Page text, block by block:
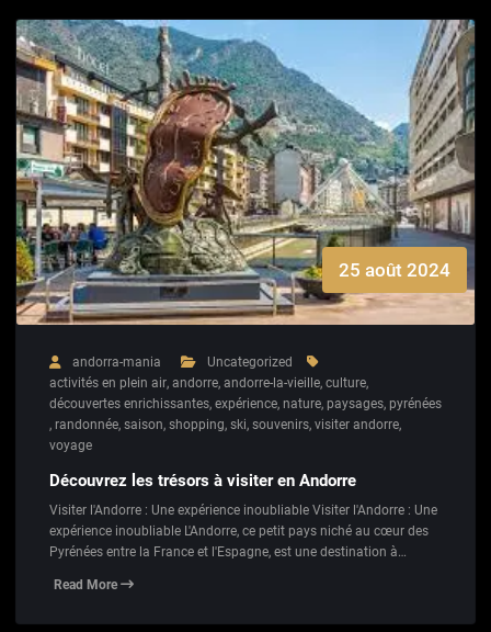
25 août 2024
andorra-mania
Uncategorized
activités en plein air, andorre, andorre-la-vieille, culture,
découvertes enrichissantes, expérience, nature, paysages, pyrénées
, randonnée, saison, shopping, ski, souvenirs, visiter andorre,
voyage
Découvrez les trésors à visiter en Andorre
Visiter l'Andorre : Une expérience inoubliable Visiter l'Andorre : Une
expérience inoubliable L'Andorre, ce petit pays niché au cœur des
Pyrénées entre la France et l'Espagne, est une destination à…
Read More